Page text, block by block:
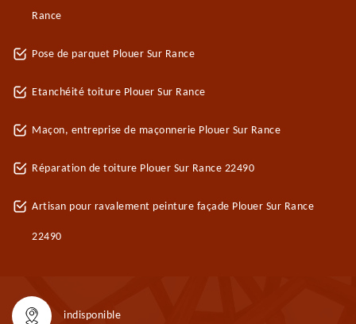
Rance
Pose de parquet Plouer Sur Rance
Etanchéité toiture Plouer Sur Rance
Maçon, entreprise de maçonnerie Plouer Sur Rance
Réparation de toiture Plouer Sur Rance 22490
Artisan pour ravalement peinture façade Plouer Sur Rance
22490
indisponible